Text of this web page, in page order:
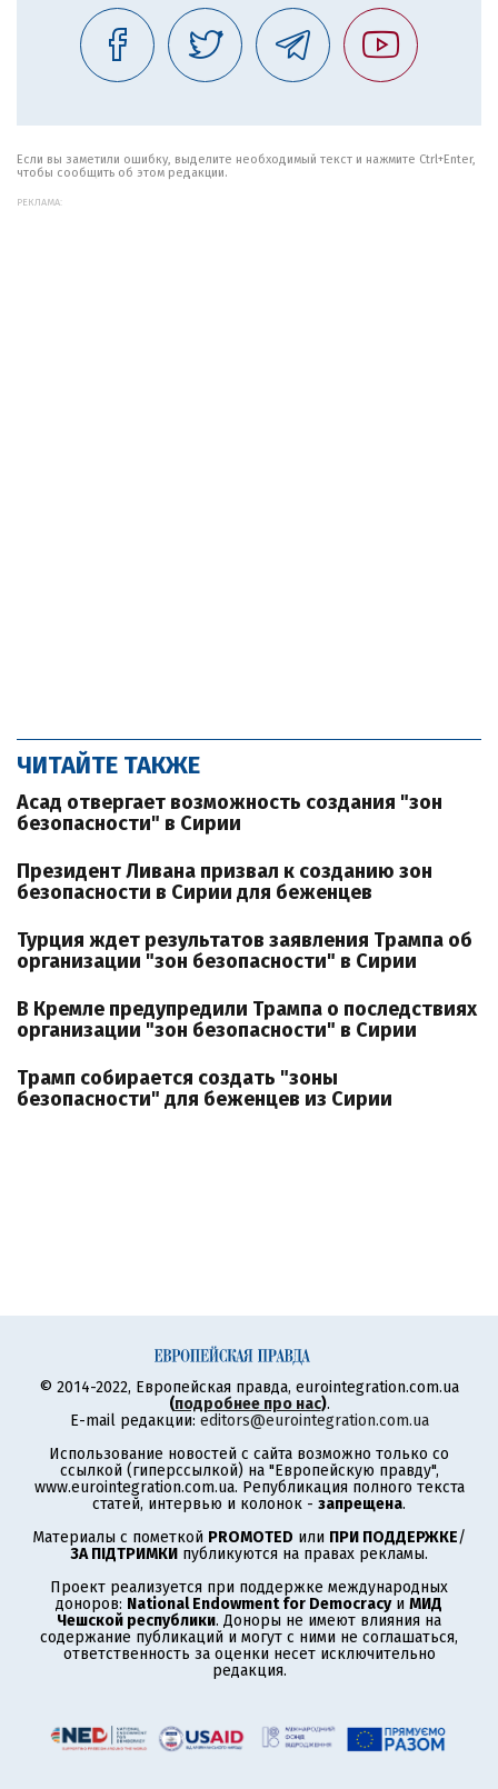
Если вы заметили ошибку, выделите необходимый текст и нажмите Ctrl+Enter,
чтобы сообщить об этом редакции.
РЕКЛАМА:
ЧИТАЙТЕ ТАКЖЕ
Асад отвергает возможность создания "зон
безопасности" в Сирии
Президент Ливана призвал к созданию зон
безопасности в Сирии для беженцев
Турция ждет результатов заявления Трампа об
организации "зон безопасности" в Сирии
В Кремле предупредили Трампа о последствиях
организации "зон безопасности" в Сирии
Трамп собирается создать "зоны
безопасности" для беженцев из Сирии
© 2014-2022, Европейская правда, eurointegration.com.ua
(подробнее про нас).
E-mail редакции: editors@eurointegration.com.ua
Использование новостей с сайта возможно только со
ссылкой (гиперссылкой) на "Европейскую правду",
www.eurointegration.com.ua. Републикация полного текста
статей, интервью и колонок - запрещена.
Материалы с пометкой PROMOTED или ПРИ ПОДДЕРЖКЕ/
ЗА ПІДТРИМКИ публикуются на правах рекламы.
Проект реализуется при поддержке международных
доноров: National Endowment for Democracyи МИД
Чешской республики. Доноры не имеют влияния на
содержание публикаций и могут с ними не соглашаться,
ответственность за оценки несет исключительно
редакция.